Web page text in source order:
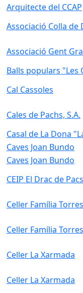
Arquitecte del CCAP
Associació Colla de
Associació Gent
Balls populars "Les
Cal Cassoles
Cales de Pachs, S.A.
Casal de La Dona
Caves Joan Bundo
Caves Joan Bundo
CEIP El Drac de Pacs
Celler Família Torres
Celler Família Torres
Celler La Xarmada
Celler La Xarmada